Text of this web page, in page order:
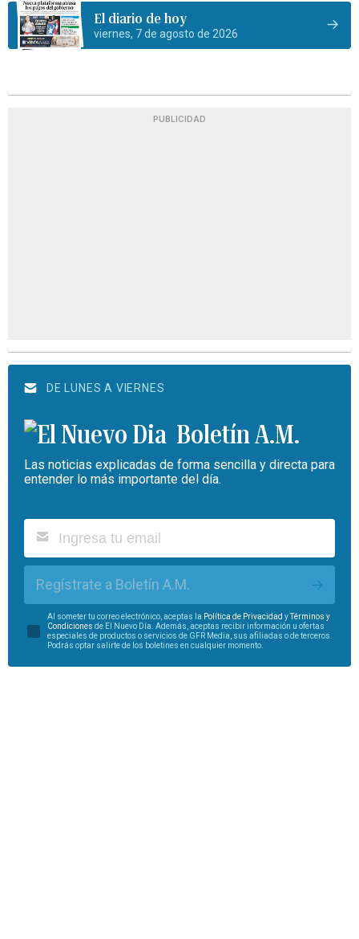
El diario de hoy
viernes, 7 de agosto de 2026
PUBLICIDAD
DE LUNES A VIERNES
Boletín A.M.
Las noticias explicadas de forma sencilla y directa para
entender lo más importante del día.
Regístrate a Boletín A.M.
Al someter tu correo electrónico, aceptas la Política de Privacidad y
Términos y
Condiciones de El Nuevo Día. Además, aceptas recibir información u ofertas
especiales de productos o servicios de GFR Media, sus afiliadas o de terceros.
Podrás optar salirte de los boletines en cualquier momento.